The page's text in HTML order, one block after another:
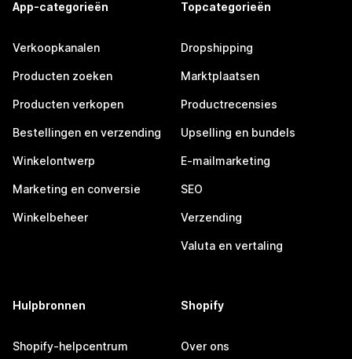
App-categorieën
Verkoopkanalen
Producten zoeken
Producten verkopen
Bestellingen en verzending
Winkelontwerp
Marketing en conversie
Winkelbeheer
Topcategorieën
Dropshipping
Marktplaatsen
Productrecensies
Upselling en bundels
E-mailmarketing
SEO
Verzending
Valuta en vertaling
Hulpbronnen
Shopify-helpcentrum
Shopify
Over ons